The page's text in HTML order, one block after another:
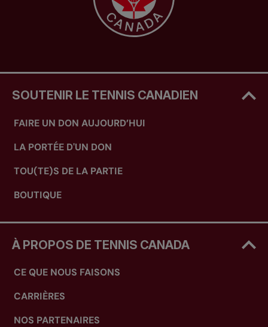
SOUTENIR LE TENNIS CANADIEN
FAIRE UN DON AUJOURD’HUI
LA PORTÉE D'UN DON
TOU(TE)S DE LA PARTIE
BOUTIQUE
À PROPOS DE TENNIS CANADA
CE QUE NOUS FAISONS
CARRIÈRES
NOS PARTENAIRES